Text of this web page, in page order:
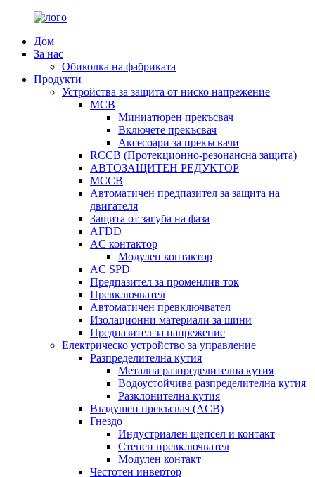
Дом
За нас
Обиколка на фабриката
Продукти
Устройства за защита от ниско напрежение
MCB
Миниатюрен прекъсвач
Включете прекъсвач
Аксесоари за прекъсвачи
RCCB (Протекционно-резонансна защита)
АВТОЗАЩИТЕН РЕДУКТОР
MCCB
Автоматичен предпазител за защита на
двигателя
Защита от загуба на фаза
AFDD
AC контактор
Модулен контактор
AC SPD
Предпазител за променлив ток
Превключвател
Автоматичен превключвател
Изолационни материали за шини
Предпазител за напрежение
Електрическо устройство за управление
Разпределителна кутия
Метална разпределителна кутия
Водоустойчива разпределителна кутия
Разклонителна кутия
Въздушен прекъсвач (ACB)
Гнездо
Индустриален щепсел и контакт
Стенен превключвател
Модулен контакт
Честотен инвертор